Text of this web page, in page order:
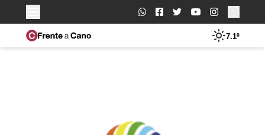
Buscar:
7.1º